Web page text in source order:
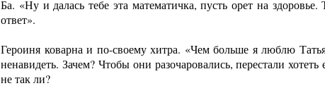
Ба. «Ну и далась тебе эта математичка, пусть орет на
ответ».
Героиня коварна и по-своему хитра. «Чем больше я люблю
ненавидеть. Зачем? Чтобы они разочаровались, перестали
не так ли?